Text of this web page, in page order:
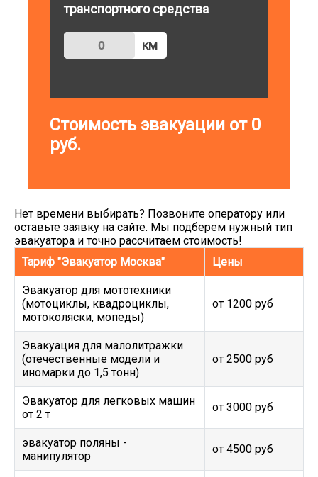
транспортного средства
км
Стоимость эвакуации от 0
руб.
Нет времени выбирать? Позвоните оператору или
оставьте заявку на сайте. Мы подберем нужный тип
эвакуатора и точно рассчитаем стоимость!
Тариф "Эвакуатор Москва"
Цены
Эвакуатор для мототехники
(мотоциклы, квадроциклы,
мотоколяски, мопеды)
от 1200 руб
Эвакуация для малолитражки
(отечественные модели и
иномарки до 1,5 тонн)
от 2500 руб
Эвакуатор для легковых машин
от 2 т
от 3000 руб
эвакуатор поляны -
манипулятор
от 4500 руб